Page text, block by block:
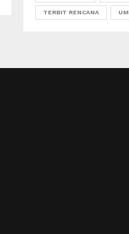
TERBIT RENCANA